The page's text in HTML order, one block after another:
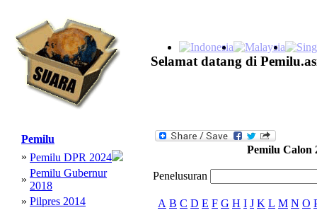
Selamat datang di
Pemilu
» Pemilu DPR 2024
»
Pemilu Gubernur
2018
» Pilpres 2014
Pemilu Calon
Penelusuran
A B C D E F G H I J K L M N O